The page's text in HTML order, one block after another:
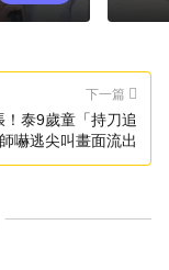
下一篇
！泰9歲童「持刀追
嚇逃尖叫畫面流出